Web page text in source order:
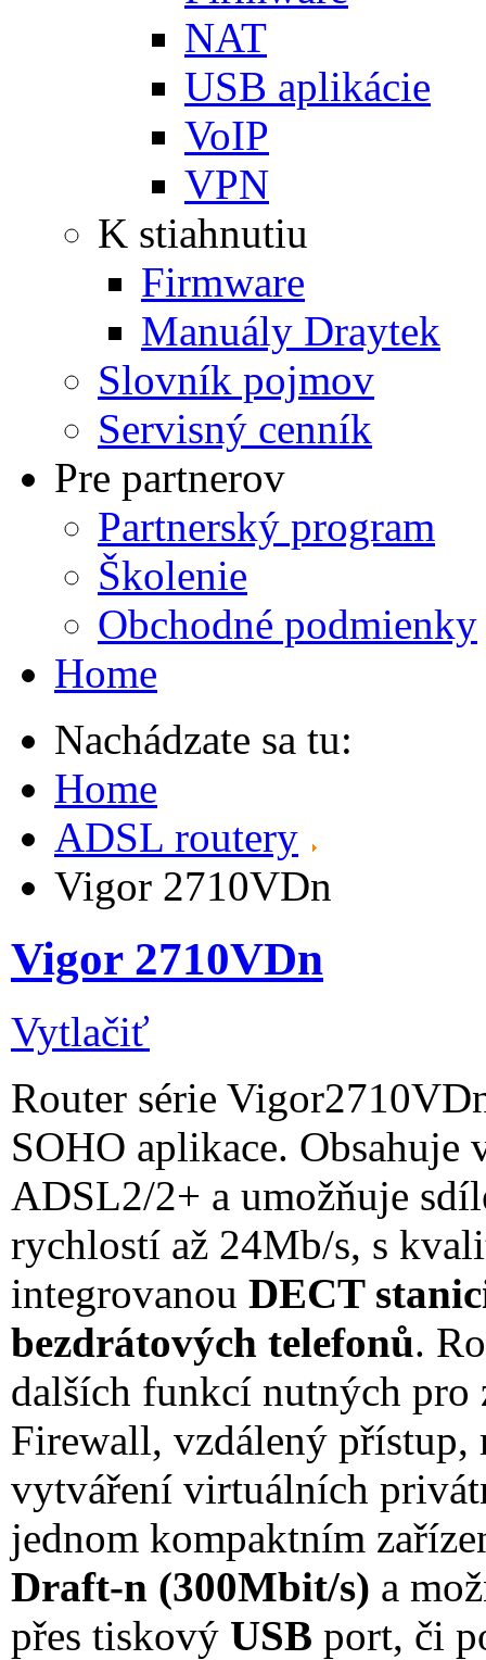
NAT
USB aplikácie
VoIP
VPN
K stiahnutiu
Firmware
Manuály Draytek
Slovník pojmov
Servisný cenník
Pre partnerov
Partnerský program
Školenie
Obchodné podmienky
Home
Nachádzate sa tu:
Home
ADSL routery
Vigor 2710VDn
Vigor 2710VDn
Vytlačiť
Router série
SOHO aplikace. Obsahuje
ADSL2/2+ a umožňuje
rychlostí až 24Mb/s, s
integrovanou DECT
bezdrátových telefonů.
dalších funkcí nutných pro
Firewall, vzdálený
vytváření virtuálních
jednom kompaktním
Draft-n (300Mbit/s) a
přes tiskový USB port, či